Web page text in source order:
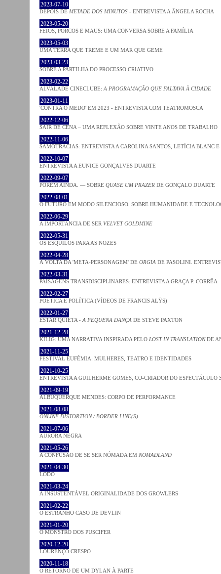
2023-07-10
DEPOIS DE METADE DOS MINUTOS - ENTREVISTA A ÂNGELA ROCHA
2023-05-20
FEIOS, PORCOS E MAUS: UMA CONVERSA SOBRE A FAMÍLIA
2023-05-03
UMA TERRA QUE TREME E UM MAR QUE GEME
2023-03-23
SOBRE A PARTILHA DO PROCESSO CRIATIVO
2023-02-22
ALVALADE CINECLUBE: A PROGRAMAÇÃO QUE FALTAVA À CIDADE
2023-01-11
'CONTRA O MEDO' EM 2023 - ENTREVISTA COM TEATROMOSCA
2022-12-06
SAIR DE CENA – UMA REFLEXÃO SOBRE VINTE ANOS DE TRABALHO
2022-11-06
SAMOTRACIAS: ENTREVISTA A CAROLINA SANTOS, LETÍCIA BLANC
2022-10-07
ENTREVISTA A EUNICE GONÇALVES DUARTE
2022-09-07
PORÉM AINDA. — SOBRE QUASE UM PRAZER DE GONÇALO DUARTE
2022-08-01
O FUTURO EM MODO SILENCIOSO. SOBRE HUMANIDADE E
2022-06-29
A IMPORTÂNCIA DE SER VELVET GOLDMINE
2022-05-31
OS ESQUILOS PARA AS NOZES
2022-04-28
À VOLTA DA 'META-PERSONAGEM' DE ORGIA DE PASOLINI.
2022-03-31
PAISAGENS TRANSDISCIPLINARES: ENTREVISTA A GRAÇA P. CORRÊA
2022-02-27
POÉTICA E POLÍTICA (VÍDEOS DE FRANCIS ALŸS)
2022-01-27
ESTAR QUIETA - A PEQUENA DANÇA DE STEVE PAXTON
2021-12-28
KILIG: UMA NARRATIVA INSPIRADA PELO LOST IN TRANSLATIONDE
2021-11-25
FESTIVAL EUFÉMIA: MULHERES, TEATRO E IDENTIDADES
2021-10-25
ENTREVISTA A GUILHERME GOMES, CO-CRIADOR DO ESPECTÁCULO
2021-09-19
ALBUQUERQUE MENDES: CORPO DE PERFORMANCE
2021-08-08
ONLINE DISTORTION / BORDER LINE(S)
2021-07-06
AURORA NEGRA
2021-05-26
A CONFUSÃO DE SE SER NÓMADA EM NOMADLAND
2021-04-30
LODO
2021-03-24
A INSUSTENTÁVEL ORIGINALIDADE DOS GROWLERS
2021-02-22
O ESTRANHO CASO DE DEVLIN
2021-01-20
O MONSTRO DOS PUSCIFER
2020-12-20
LOURENÇO CRESPO
2020-11-18
O RETORNO DE UM DYLAN À PARTE